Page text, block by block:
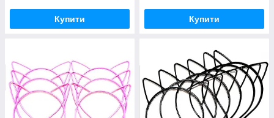
Купити Купити